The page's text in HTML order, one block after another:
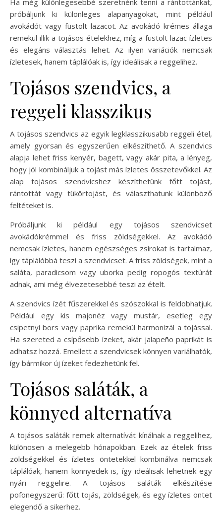
próbáljunk ki különleges alapanyagokat, mint például
avokádót vagy füstölt lazacot. Az avokádó krémes állaga
remekül illik a tojásos ételekhez, míg a füstölt lazac ízletes
és elegáns választás lehet. Az ilyen variációk nemcsak
ízletesek, hanem táplálóak is, így ideálisak a reggelihez.
Tojásos szendvics, a
reggeli klasszikus
A tojásos szendvics az egyik legklasszikusabb reggeli étel,
amely gyorsan és egyszerűen elkészíthető. A szendvics
alapja lehet friss kenyér, bagett, vagy akár pita, a lényeg,
hogy jól kombináljuk a tojást más ízletes összetevőkkel. Az
alap tojásos szendvicshez készíthetünk főtt tojást,
rántottát vagy tükörtojást, és választhatunk különböző
feltéteket is.
Próbáljunk ki például egy tojásos szendvicset
avokádókrémmel és friss zöldségekkel. Az avokádó
nemcsak ízletes, hanem egészséges zsírokat is tartalmaz,
így táplálóbbá teszi a szendvicset. A friss zöldségek, mint a
saláta, paradicsom vagy uborka pedig ropogós textúrát
adnak, ami még élvezetesebbé teszi az ételt.
A szendvics ízét fűszerekkel és szószokkal is feldobhatjuk.
Például egy kis majonéz vagy mustár, esetleg egy
csipetnyi bors vagy paprika remekül harmonizál a tojással.
Ha szereted a csípősebb ízeket, akár jalapeño paprikát is
adhatsz hozzá. Emellett a szendvicsek könnyen variálhatók,
így bármikor új ízeket fedezhetünk fel.
Tojásos saláták, a
könnyed alternatíva
A tojásos saláták remek alternatívát kínálnak a reggelihez,
különösen a melegebb hónapokban. Ezek az ételek friss
zöldségekkel és ízletes öntetekkel kombinálva nemcsak
táplálóak, hanem könnyedek is, így ideálisak lehetnek egy
nyári reggelire. A tojásos saláták elkészítése
pofonegyszerű: főtt tojás, zöldségek, és egy ízletes öntet
elegendő a sikerhez.